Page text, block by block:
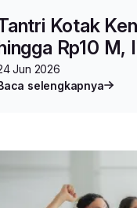
Kotak
Rp10 M,
Kamu Gak
Jun 2026
selengkapnya